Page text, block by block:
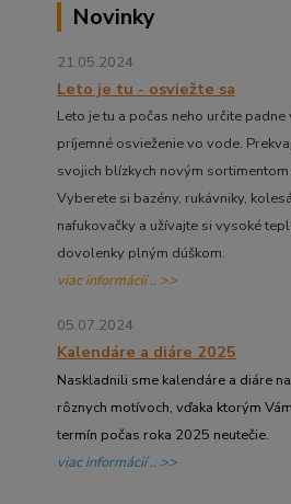
Novinky
21.05.2024
Leto je tu - osviežte sa
Leto je tu a počas neho určite padne
príjemné osvieženie vo vode.
svojich blízkych novým sortimentom
Vyberete si bazény, rukávniky,
nafukovačky a užívajte si vysoké
dovolenky plným dúškom.
viac informácií .. >>
05.07.2024
Kalendáre a diáre 2025
Naskladnili sme kalendáre a diáre
rôznych motívoch, vďaka ktorým
termín počas roka 2025 neutečie.
viac informácií .. >>